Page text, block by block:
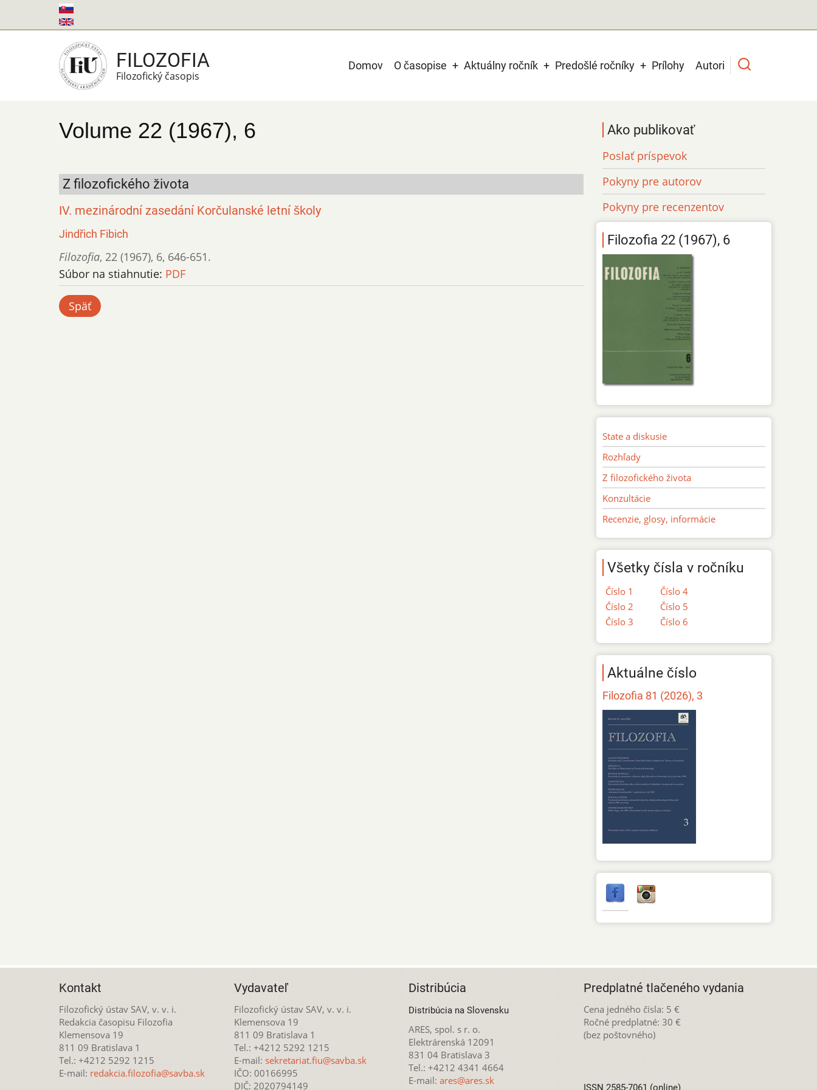
na
FILOZOFIA
Filozofický časopis
Main
Domov O časopise Aktuálny ročník Predošlé ročníky Prílohy Autori
Volume 22 (1967), 6
Z filozofického života
IV. mezinárodní zasedání Korčulanské letní školy
Jindřich Fibich
Filozofia, 22 (1967), 6, 646-651.
Súbor na stiahnutie: PDF
Späť
Ako publikovať
Poslať príspevok
Pokyny pre autorov
Pokyny pre recenzentov
Filozofia 22 (1967), 6
State a diskusie
Rozhľady
Z filozofického života
Konzultácie
Recenzie, glosy, informácie
Všetky čísla v ročníku
Číslo 1
Číslo 2
Číslo 3
Číslo 4
Číslo 5
Číslo 6
Aktuálne číslo
Filozofia 81 (2026), 3
Kontakt
Filozofický ústav SAV, v. v. i.
Redakcia časopisu Filozofia
Klemensova 19
811 09 Bratislava 1
Tel.: +4212 5292 1215
E-mail: redakcia.filozofia@savba.sk
Vydavateľ
Filozofický ústav SAV, v. v. i.
Klemensova 19
811 09 Bratislava 1
Tel.: +4212 5292 1215
E-mail: sekretariat.fiu@savba.sk
IČO: 00166995
DIČ: 2020794149
Distribúcia
Distribúcia na Slovensku
ARES, spol. s r. o.
Elektrárenská 12091
831 04 Bratislava 3
Tel.: +4212 4341 4664
E-mail: ares@ares.sk
Predplatné tlačeného vydania
Cena jedného čísla: 5 €
Ročné predplatné: 30 €
(bez poštovného)
ISSN 2585-7061 (online)